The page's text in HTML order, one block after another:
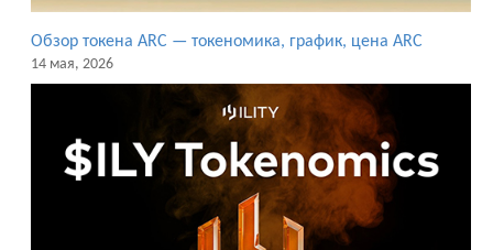
Обзор токена ARC — токеномика, график, цена ARC
14 мая, 2026